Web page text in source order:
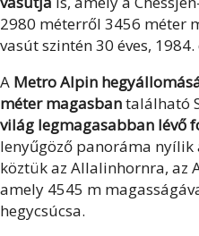
2980 méterről 3456 méter
vasút szintén 30 éves,
A Metro Alpin
méter magasbantalálható
világ legmagasabban lévő
lenyűgöző panoráma nyílik
köztük az Allalinhornra, az
amely 4545 m
hegycsúcsa.